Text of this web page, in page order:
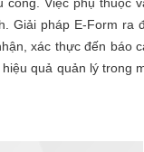
Giải pháp E-Form ra
xác thực đến báo
quả quản lý trong